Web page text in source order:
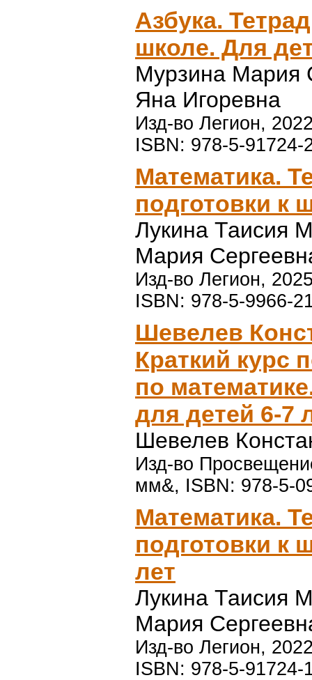
Азбука.
школе. Для
Мурзина Мария
Яна Игоревна
Изд-во Легион,
ISBN: 978-5-91724-
Математика.
подготовки к
Лукина Таисия
Мария
Изд-во Легион,
ISBN: 978-5-9966-
Шевелев
Краткий курс
по
для детей 6-7
Шевелев
Изд-во
мм&, ISBN: 978-5-
Математика.
подготовки к
лет
Лукина Таисия
Мария
Изд-во Легион,
ISBN: 978-5-91724-